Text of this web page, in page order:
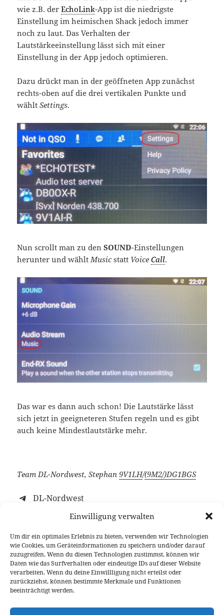
Einwilligung verwalten
Um dir ein optimales Erlebnis zu bieten, verwenden wir Technologien
wie Cookies, um Geräteinformationen zu speichern und/oder darauf
zuzugreifen. Wenn du diesen Technologien zustimmst, können wir
Daten wie das Surfverhalten oder eindeutige IDs auf dieser Website
verarbeiten. Wenn du deine Einwillligung nicht erteilst oder
zurückziehst, können bestimmte Merkmale und Funktionen
beeinträchtigt werden.
wie z.B. derEchoLink-App ist die niedrigste
Einstellung im heimischen Shack jedoch immer
noch zu laut. Das Verhalten der
Lautstärkeeinstellung lässt sich mit einer
Einstellung in der App jedoch optimieren.
Dazu drückt man in der geöffneten App zunächst
rechts-oben auf die drei vertikalen Punkte und
wähltSettings.
Nun scrollt man zu denSOUND-Einstellungen
herunter und wähltMusicstatt VoiceCall.
Das war es dann auch schon! Die Lautstärke lässt
sich jetzt in geeigneteren Stufen regeln und es gibt
auch keine Mindestlautstärke mehr.
Team DL-Nordwest, Stephan9V1LH/(9M2/)DG1BGS
DL-Nordwest
Veröffentlicht
am
30. Mai 2020 Autor
Stephan 9V1LH Kategorien
2020,Beiträge,Gewusst
wie!
Schlagwörter
Android,EchoLink ,Inrico,TM-7
Beitragsnavigation
WEITER